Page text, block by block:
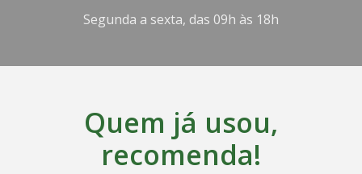
Segunda a sexta, das 09h às 18h
Quem já usou,
recomenda!